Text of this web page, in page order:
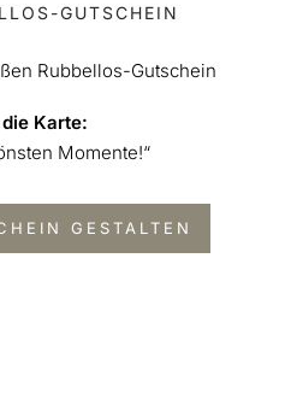
GUTSCHEIN
Rubbellos-Gutschein
Karte:
Momente!“
GESTALTEN